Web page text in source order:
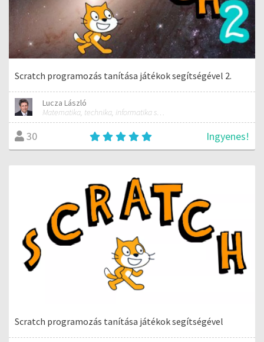
Scratch programozás tanítása játékok segítségével 2.
Lucza László
Matematika, technika, informatika szakos általános iskolai tanár; mentorpedagógus, mestertanár
30 Ingyenes!
Scratch programozás tanítása játékok segítségével